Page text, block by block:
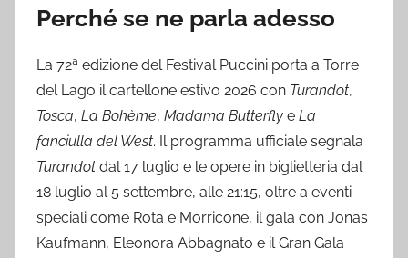
Perché se ne parla adesso
La 72ª edizione del Festival Puccini porta a Torre
del Lago il cartellone estivo 2026 con Turandot,
Tosca, La Bohème, Madama Butterfly e La
fanciulla del West. Il programma ufficiale segnala
Turandot dal 17 luglio e le opere in biglietteria dal
18 luglio al 5 settembre, alle 21:15, oltre a eventi
speciali come Rota e Morricone, il gala con Jonas
Kaufmann, Eleonora Abbagnato e il Gran Gala